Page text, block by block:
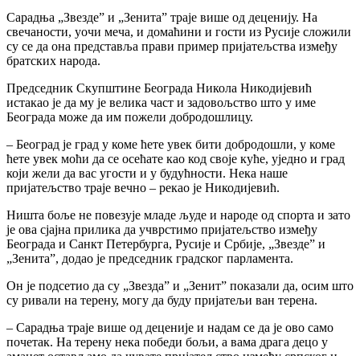
Сарадња „Звезде” и „Зенита” траје више од деценију. На
свечаности, уочи меча, и домаћини и гости из Русије сложили
су се да она представља прави пример пријатељства између
братских народа.
Председник Скупштине Београда Никола Никодијевић
истакао је да му је велика част и задовољство што у име
Београда може да им пожели добродошлицу.
– Београд је град у коме ћете увек бити добродошли, у коме
ћете увек моћи да се осећате као код своје куће, уједно и град
који жели да вас угости и у будућности. Нека наше
пријатељство траје вечно – рекао је Никодијевић.
Ништа боље не повезује младе људе и народе од спорта и зато
је ова сјајна прилика да учврстимо пријатељство између
Београда и Санкт Петербурга, Русије и Србије, „Звезде” и
„Зенита”, додао је председник градског парламента.
Он је подсетио да су „Звезда” и „Зенит” показали да, осим што
су ривали на терену, могу да буду пријатељи ван терена.
– Сарадња траје више од деценије и надам се да је ово само
почетак. На терену нека победи бољи, а вама драга децо у